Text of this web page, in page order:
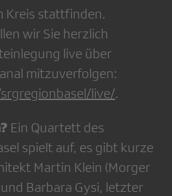
Kreis stattfinden.
wir Sie herzlich
live über
mitzuverfolgen:
live/.
Ein Quartett des
spielt auf, es gibt kurze
Martin Klein (Morger
Barbara Gysi, letzter